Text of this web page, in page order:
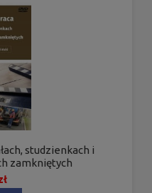
studzienkach i
zamkniętych